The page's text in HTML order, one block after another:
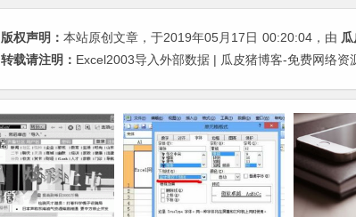
版权声明： 本站原创文章，于2019年05月17日 00:20:04 ，由
转载请注明： Excel2003导入外部数据 | 瓜皮猪博客-免费网络资